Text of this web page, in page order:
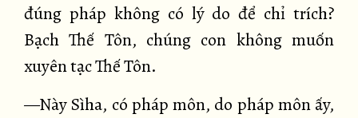
đúng pháp không có lý do để chỉ trích?
Bạch Thế Tôn, chúng con không muốn
xuyên tạc Thế Tôn.
—Này Sìha, có pháp môn, do pháp môn ấy,